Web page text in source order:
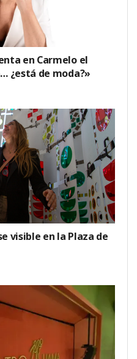
en Carmelo el
¿está de moda?»
visible en la Plaza de